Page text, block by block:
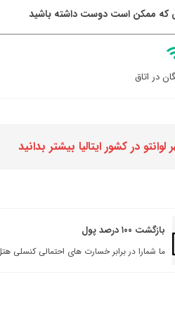
که ممکن است دوست داشته باشید
در اتاق
لوانتو در کشور ایتالیا بیشتر بدانید
بازگشت ۱۰۰ درصد پول
ما شمارا در برابر خسارت های احتمالی کنسلی